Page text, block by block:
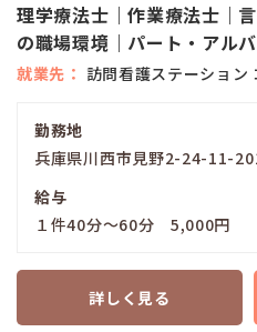
理学療法士｜作業療法士｜
の職場環境｜パート・アル
就業先 訪問看護ステーション
勤務地
兵庫県川西市見野2-24-11-
給与
１件40分～60分 5,000円
詳しく見る